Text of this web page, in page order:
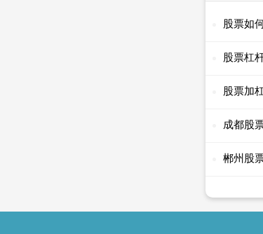
股票如
股票杠
股票加
成都股
郴州股